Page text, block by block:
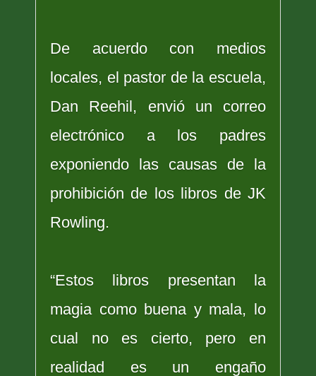
De acuerdo con medios
locales, el pastor de la escuela,
Dan Reehil, envió un correo
electrónico a los padres
exponiendo las causas de la
prohibición de los libros de JK
Rowling.
“Estos libros presentan la
magia como buena y mala, lo
cual no es cierto, pero en
realidad es un engaño